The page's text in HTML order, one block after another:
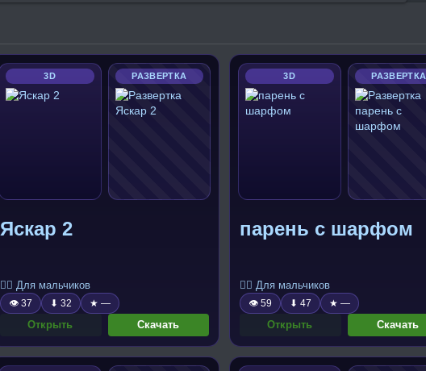
3D РАЗВЕРТКА
Яскар 2
🧍‍♂️ Для мальчиков
👁 37 ⬇ 32 ★ —
Открыть Скачать
3D РАЗВЕРТКА
парень с шарфом
🧍‍♂️ Для мальчиков
👁 59 ⬇ 47 ★ —
Открыть Скачать